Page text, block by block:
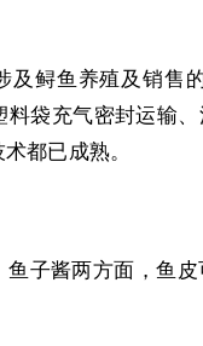
及鲟鱼养殖及销售
袋充气密封运输
都已成熟。
子酱两方面，鱼